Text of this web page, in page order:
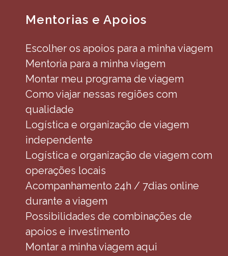
Mentorias e Apoios
Escolher os apoios para a minha viagem
Mentoria para a minha viagem
Montar meu programa de viagem
Como viajar nessas regiões com
qualidade
Logística e organização de viagem
independente
Logística e organização de viagem com
operações locais
Acompanhamento 24h / 7dias online
durante a viagem
Possibilidades de combinações de
apoios e investimento
Montar a minha viagem aqui